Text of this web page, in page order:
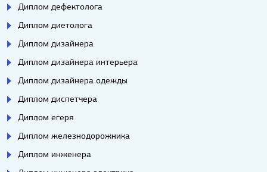
Диплом дефектолога
Диплом диетолога
Диплом дизайнера
Диплом дизайнера интерьера
Диплом дизайнера одежды
Диплом диспетчера
Диплом егеря
Диплом железнодорожника
Диплом инженера